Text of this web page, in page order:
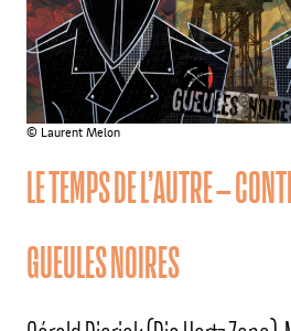
© Laurent Melon
LE TEMPS DE L’AUTRE –
GUEULES NOIRES